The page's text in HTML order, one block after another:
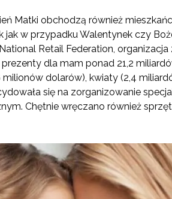
Matki obchodzą również
jak w przypadku Walentynek czy
Retail Federation,
dla mam ponad 21,2
dolarów), kwiaty (2,4
się na zorganizowanie
Chętnie wręczano również